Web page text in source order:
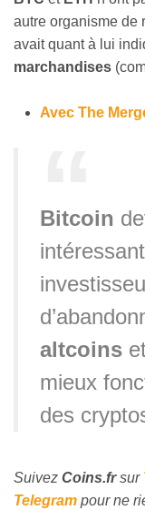
autre organisme de
avait quant à lui
marchandises
Avec The
Bitcoin
altcoins
mieux
des
Suivez Coins.frsur
Telegram pour ne